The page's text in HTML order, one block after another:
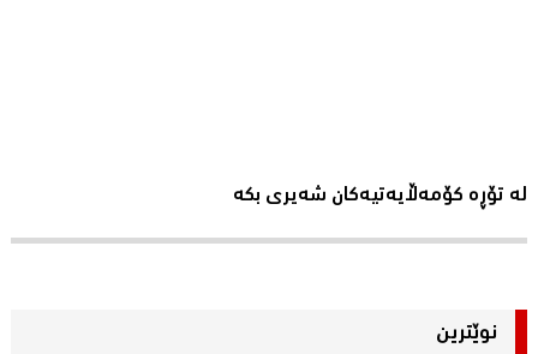
لە تۆڕە کۆمەڵایەتیەکان شەیری بکە
نوێترین